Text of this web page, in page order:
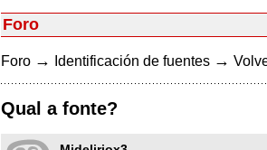
Foro
Foro → Identificación de fuentes →
Qual a fonte?